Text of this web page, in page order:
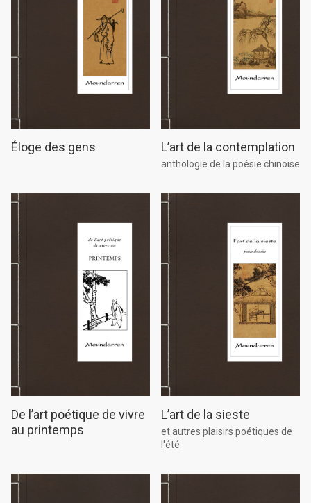
Éloge des gens L’art de la contemplation
anthologie de la poésie chinoise
De l’art poétique de vivre
au printemps
L’art de la sieste
et autres plaisirs poétiques de
l'été